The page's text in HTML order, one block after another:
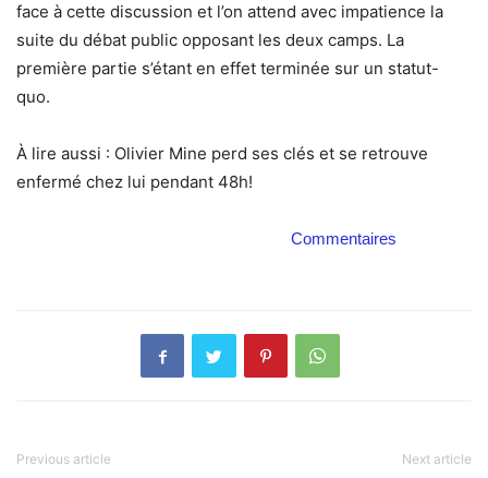
face à cette discussion et l’on attend avec impatience la
suite du débat public opposant les deux camps. La
première partie s’étant en effet terminée sur un statut-
quo.
À lire aussi : Olivier Mine perd ses clés et se retrouve
enfermé chez lui pendant 48h!
Commentaires
Previous article Next article